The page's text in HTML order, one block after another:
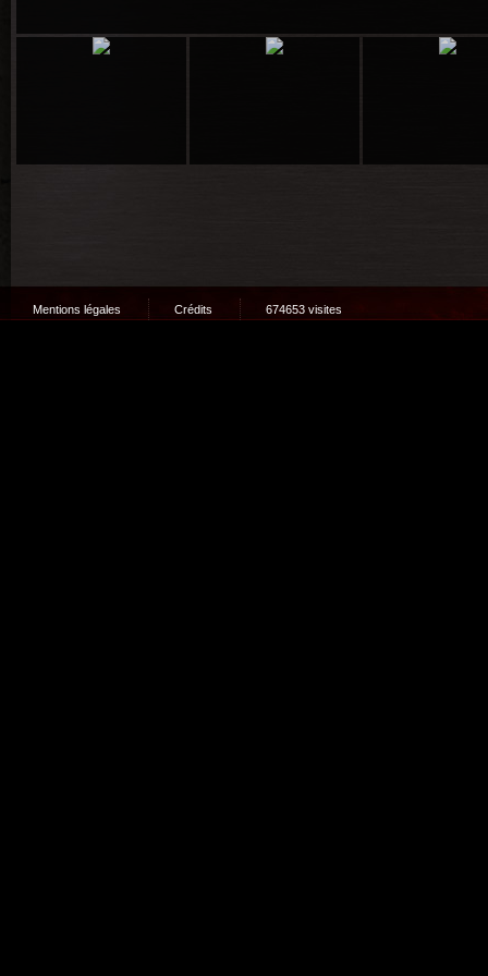
Mentions légales Crédits 674653 visites